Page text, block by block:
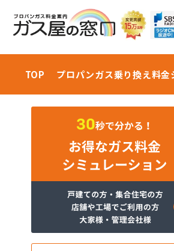
TOP プロパンガス乗り換え料金